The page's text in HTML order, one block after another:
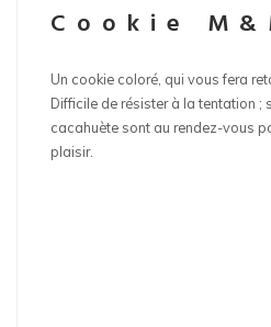
Cookie
Un cookie coloré, qui vous fera
Difficile de résister à la tentation ;
cacahuète sont au rendez-vous
plaisir.